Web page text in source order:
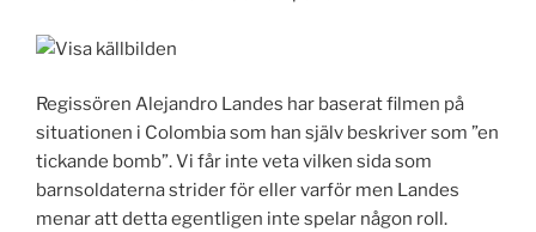
Regissören Alejandro Landes har baserat filmen på
situationen i Colombia som han själv beskriver som ”en
tickande bomb”. Vi får inte veta vilken sida som
barnsoldaterna strider för eller varför men Landes
menar att detta egentligen inte spelar någon roll.